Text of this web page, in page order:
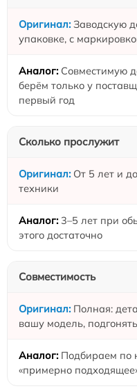
Заводскую
упаковке, с
Совместимую
берём только у
первый год
Сколько прослужит
От 5 лет и
техники
3–5 лет при
этого достаточно
Совместимость
Полная:
вашу модель,
Подбираем по
«примерно